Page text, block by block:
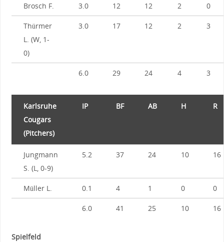
Brosch F. 3.0 12 12 2 0
Thürmer
L. (W, 1-
0)
3.0 17 12 2 3
6.0 29 24 4 3
Karlsruhe
Cougars
(Pitchers)
IP BF AB H R
Jungmann
S. (L, 0-9)
5.2 37 24 10 16
Müller L. 0.1 4 1 0 0
6.0 41 25 10 16
Spielfeld